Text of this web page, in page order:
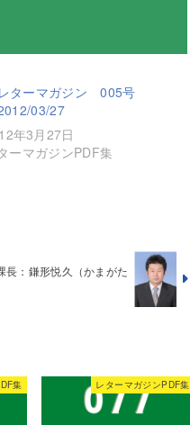
レターマガジン 005号
03/27
年3月27日
ーマガジンPDF集
：鎌形悦久（かまがた
集 レターマガジンPDF集